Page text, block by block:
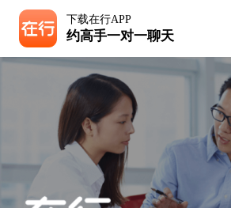
下载在行APP
约高手一对一聊天